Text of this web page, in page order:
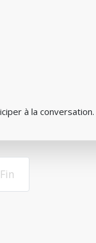
à la conversation.
Fin